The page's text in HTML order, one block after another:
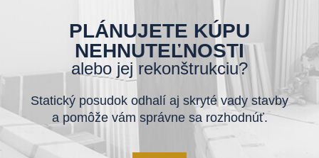
PLÁNUJETE KÚPU
NEHNUTEĽNOSTI
alebo jej rekonštrukciu?
Statický posudok odhalí aj skryté vady stavby
a pomôže vám správne sa rozhodnúť.